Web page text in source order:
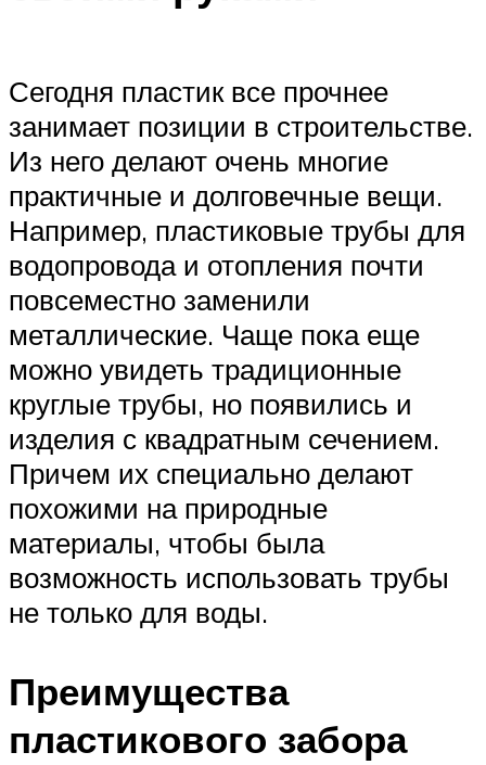
Сегодня пластик все прочнее
занимает позиции в строительстве.
Из него делают очень многие
практичные и долговечные вещи.
Например, пластиковые трубы для
водопровода и отопления почти
повсеместно заменили
металлические. Чаще пока еще
можно увидеть традиционные
круглые трубы, но появились и
изделия с квадратным сечением.
Причем их специально делают
похожими на природные
материалы, чтобы была
возможность использовать трубы
не только для воды.
Преимущества
пластикового забора